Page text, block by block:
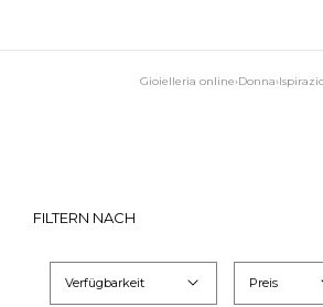
Gioielleria online›Donna›
FILTERN NACH
Verfügbarkeit Preis